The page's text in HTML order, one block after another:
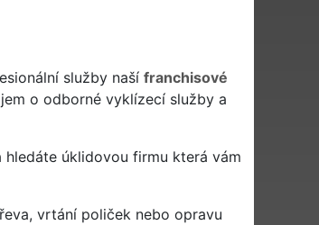
služby naší franchisové
o odborné vyklízecí služby a
úklidovou firmu která vám
vrtání poliček nebo opravu